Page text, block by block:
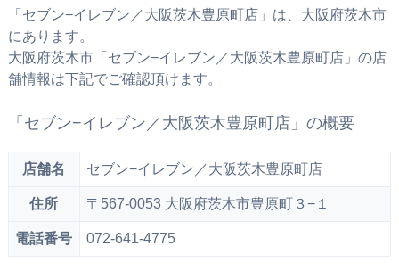
「セブン−イレブン／大阪茨木豊原町店」は、大阪府茨木市
にあります。
大阪府茨木市「セブン−イレブン／大阪茨木豊原町店」の店
舗情報は下記でご確認頂けます。
「セブン−イレブン／大阪茨木豊原町店」の概要
店舗名 セブン−イレブン／大阪茨木豊原町店
住所 〒567-0053 大阪府茨木市豊原町３−１
電話番号 072-641-4775